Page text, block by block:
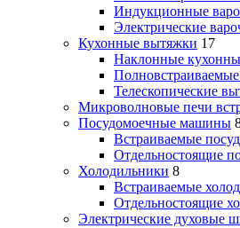
Индукционные
Электрические
Кухонные вытяжки 17
Наклонные
Телескопические
Микроволновые печи
Посудомоечные машины
Встраиваемые
Отдельностоящие
Холодильники 8
Встраиваемые
Отдельностоящие
Электрические духовые